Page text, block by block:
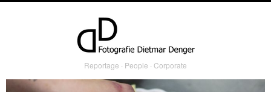
Reportage ∙ People ∙ Corporate